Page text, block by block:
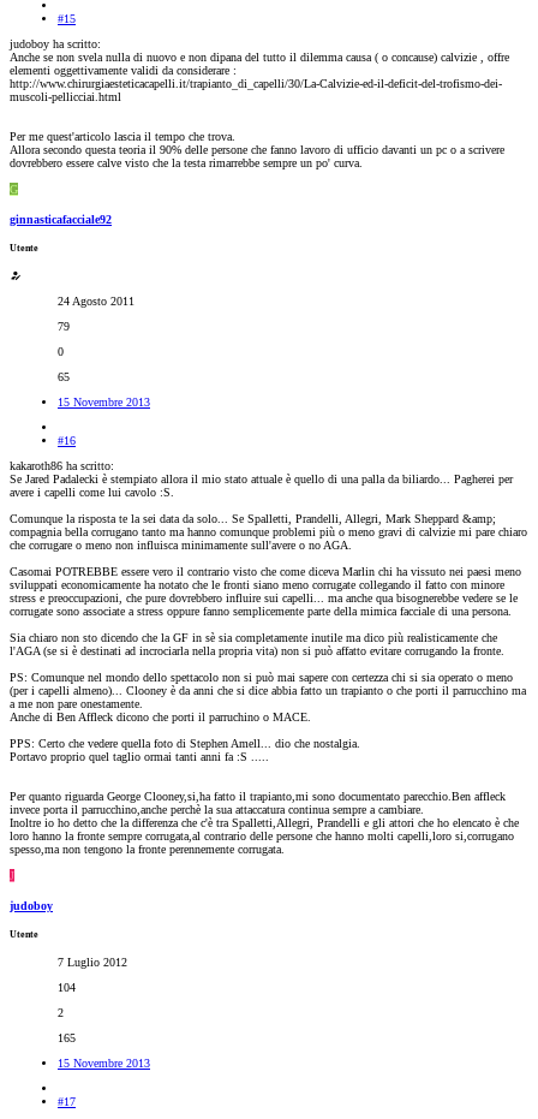
#15
judoboy ha scritto:
Anche se non svela nulla di nuovo e non dipana del tutto il dilemma causa ( o concause) calvizie , offre
elementi oggettivamente validi da considerare :
http://www.chirurgiaesteticacapelli.it/trapianto_di_capelli/30/La-Calvizie-ed-il-deficit-del-trofismo-dei-
muscoli-pellicciai.html
Per me quest'articolo lascia il tempo che trova.
Allora secondo questa teoria il 90% delle persone che fanno lavoro di ufficio davanti un pc o a scrivere
dovrebbero essere calve visto che la testa rimarrebbe sempre un po' curva.
G
ginnasticafacciale92
Utente
24 Agosto 2011
79
0
65
15 Novembre 2013
#16
kakaroth86 ha scritto:
Se Jared Padalecki è stempiato allora il mio stato attuale è quello di una palla da biliardo... Pagherei per
avere i capelli come lui cavolo :S.
Comunque la risposta te la sei data da solo... Se Spalletti, Prandelli, Allegri, Mark Sheppard &amp;
compagnia bella corrugano tanto ma hanno comunque problemi più o meno gravi di calvizie mi pare chiaro
che corrugare o meno non influisca minimamente sull'avere o no AGA.
Casomai POTREBBE essere vero il contrario visto che come diceva Marlin chi ha vissuto nei paesi meno
sviluppati economicamente ha notato che le fronti siano meno corrugate collegando il fatto con minore
stress e preoccupazioni, che pure dovrebbero influire sui capelli... ma anche qua bisognerebbe vedere se le
corrugate sono associate a stress oppure fanno semplicemente parte della mimica facciale di una persona.
Sia chiaro non sto dicendo che la GF in sè sia completamente inutile ma dico più realisticamente che
l'AGA (se si è destinati ad incrociarla nella propria vita) non si può affatto evitare corrugando la fronte.
PS: Comunque nel mondo dello spettacolo non si può mai sapere con certezza chi si sia operato o meno
(per i capelli almeno)... Clooney è da anni che si dice abbia fatto un trapianto o che porti il parrucchino ma
a me non pare onestamente.
Anche di Ben Affleck dicono che porti il parruchino o MACE.
PPS: Certo che vedere quella foto di Stephen Amell... dio che nostalgia.
Portavo proprio quel taglio ormai tanti anni fa :S .....
Per quanto riguarda George Clooney,si,ha fatto il trapianto,mi sono documentato parecchio.Ben affleck
invece porta il parrucchino,anche perchè la sua attaccatura continua sempre a cambiare.
Inoltre io ho detto che la differenza che c'è tra Spalletti,Allegri, Prandelli e gli attori che ho elencato è che
loro hanno la fronte sempre corrugata,al contrario delle persone che hanno molti capelli,loro si,corrugano
spesso,ma non tengono la fronte perennemente corrugata.
J
judoboy
Utente
7 Luglio 2012
104
2
165
15 Novembre 2013
#17